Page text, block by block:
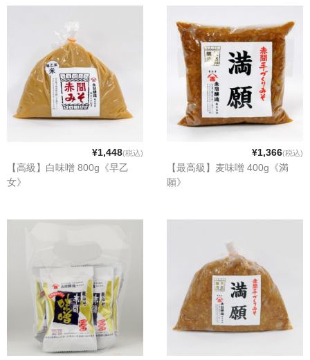
¥1,448(税込)
【高級】白味噌 800g《早乙
女》
¥1,366(税込)
【最高級】麦味噌 400g《満
願》